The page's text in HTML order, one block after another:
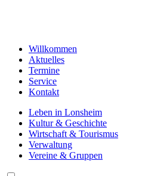
Willkommen
Aktuelles
Termine
Service
Kontakt
Leben in Lonsheim
Kultur & Geschichte
Wirtschaft & Tourismus
Verwaltung
Vereine & Gruppen